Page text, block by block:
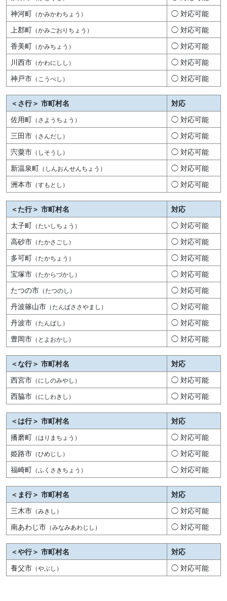
神河町 （かみかわちょう）
◯ 対応可能
上郡町 （かみごおりちょう）
◯ 対応可能
香美町 （かみちょう）
◯ 対応可能
川西市 （かわにしし）
◯ 対応可能
神戸市 （こうべし） ◯ 対応可能
＜さ行＞ 市町村名
対応
佐用町 （さようちょう）
◯ 対応可能
三田市 （さんだし）
◯ 対応可能
宍粟市 （しそうし）
◯ 対応可能
新温泉町 （しんおんせんちょう）
◯ 対応可能
洲本市 （すもとし） ◯ 対応可能
＜た行＞ 市町村名
対応
太子町 （たいしちょう）
◯ 対応可能
高砂市 （たかさごし）
◯ 対応可能
多可町 （たかちょう）
◯ 対応可能
宝塚市 （たからづかし）
◯ 対応可能
たつの市 （たつのし）
◯ 対応可能
丹波篠山市 （たんばささやまし）
◯ 対応可能
丹波市 （たんばし）
◯ 対応可能
豊岡市 （とよおかし） ◯ 対応可能
＜な行＞ 市町村名
対応
西宮市 （にしのみやし）
◯ 対応可能
西脇市 （にしわきし） ◯ 対応可能
＜は行＞ 市町村名
対応
播磨町 （はりまちょう）
◯ 対応可能
姫路市 （ひめじし）
◯ 対応可能
福崎町 （ふくさきちょう） ◯ 対応可能
＜ま行＞ 市町村名
対応
三木市 （みきし）
◯ 対応可能
南あわじ市 （みなみあわじし） ◯ 対応可能
＜や行＞ 市町村名
対応
養父市 （やぶし） ◯ 対応可能